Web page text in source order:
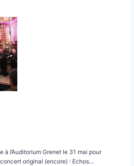
à l’Auditorium Grenet le 31 mai pour
original (encore) : Echos…